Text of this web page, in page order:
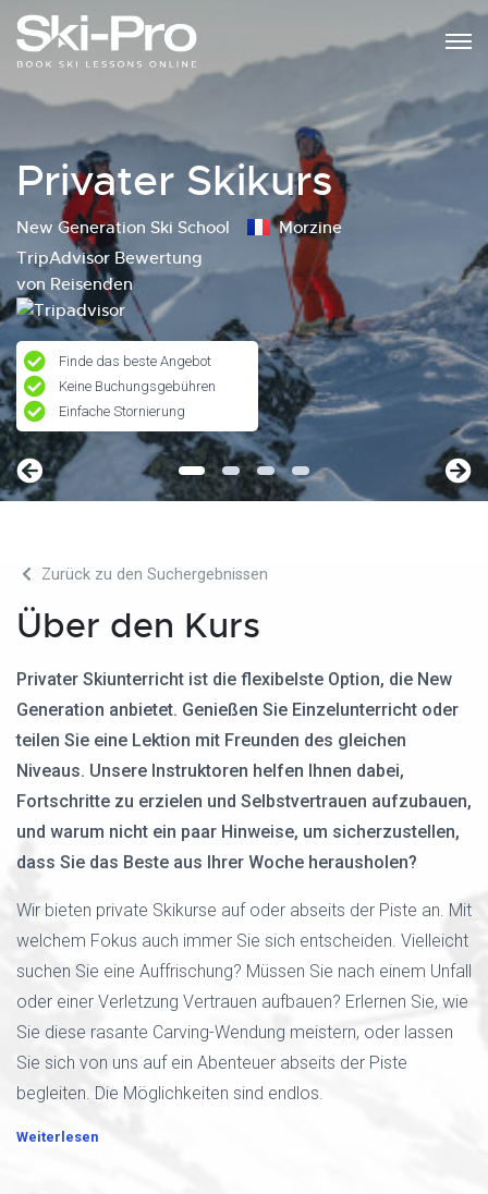
Privater Skikurs
New Generation Ski School
Morzine
TripAdvisor Bewertung
von Reisenden
Finde das beste Angebot
Keine Buchungsgebühren
Einfache Stornierung
Zurück zu den Suchergebnissen
Über den Kurs
Privater Skiunterricht ist die flexibelste Option, die New
Generation anbietet. Genießen Sie Einzelunterricht oder
teilen Sie eine Lektion mit Freunden des gleichen
Niveaus. Unsere Instruktoren helfen Ihnen dabei,
Fortschritte zu erzielen und Selbstvertrauen aufzubauen,
und warum nicht ein paar Hinweise, um sicherzustellen,
dass Sie das Beste aus Ihrer Woche herausholen?
Wir bieten private Skikurse auf oder abseits der Piste an. Mit
welchem Fokus auch immer Sie sich entscheiden. Vielleicht
suchen Sie eine Auffrischung? Müssen Sie nach einem Unfall
oder einer Verletzung Vertrauen aufbauen? Erlernen Sie, wie
Sie diese rasante Carving-Wendung meistern, oder lassen
Sie sich von uns auf ein Abenteuer abseits der Piste
begleiten. Die Möglichkeiten sind endlos.
Weiterlesen